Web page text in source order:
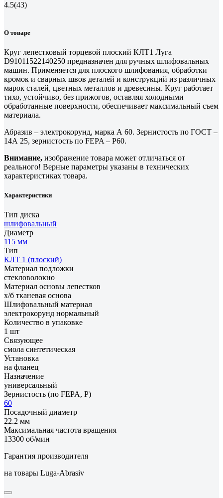
4.5(43)
О товаре
Круг лепестковый торцевой плоский КЛТ1 Луга
D91011522140250 предназначен для ручных шлифовальных
машин. Применяется для плоского шлифования, обработки
кромок и сварных швов деталей и конструкций из различных
марок сталей, цветных металлов и древесины. Круг работает
тихо, устойчиво, без прижогов, оставляя холодными
обработанные поверхности, обеспечивает максимальный съем
материала.
Абразив – электрокорунд, марка А 60. Зернистость по ГОСТ –
14А 25, зернистость по FEPA – P60.
Внимание, изображение товара может отличаться от
реального! Верные параметры указаны в технических
характеристиках товара.
Характеристики
Тип диска
шлифовальный
Диаметр
115 мм
Тип
КЛТ 1 (плоский)
Материал подложки
стекловолокно
Материал основы лепестков
х/б тканевая основа
Шлифовальный материал
электрокорунд нормальный
Количество в упаковке
1 шт
Связующее
смола синтетическая
Установка
на фланец
Назначение
универсальный
Зернистость (по FEPA, P)
60
Посадочный диаметр
22.2 мм
Максимальная частота вращения
13300 об/мин
Гарантия производителя
на товары Luga-Abrasiv